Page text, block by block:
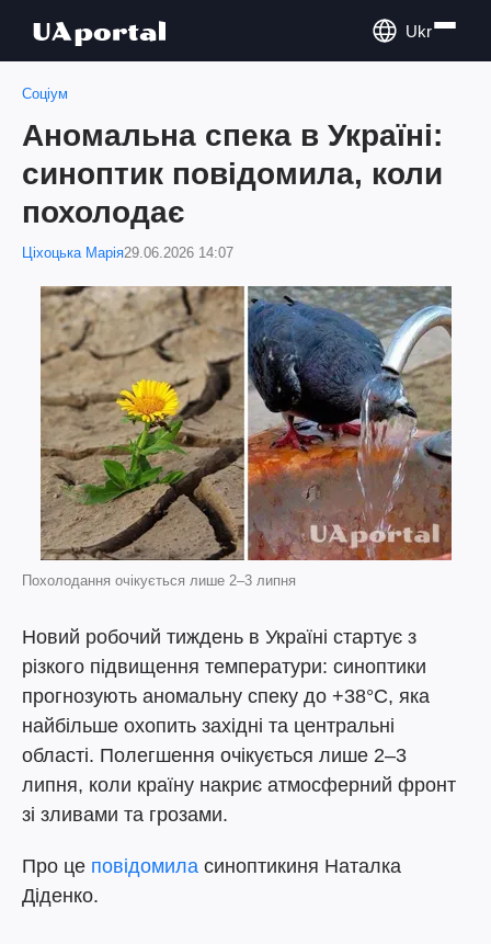
Ukr
Соціум
Аномальна спека в Україні:
синоптик повідомила, коли
похолодає
Ціхоцька Марія29.06.2026 14:07
Похолодання очікується лише 2–3 липня
Новий робочий тиждень в Україні стартує з
різкого підвищення температури: синоптики
прогнозують аномальну спеку до +38°C, яка
найбільше охопить західні та центральні
області. Полегшення очікується лише 2–3
липня, коли країну накриє атмосферний фронт
зі зливами та грозами.
Про це повідомила синоптикиня Наталка
Діденко.